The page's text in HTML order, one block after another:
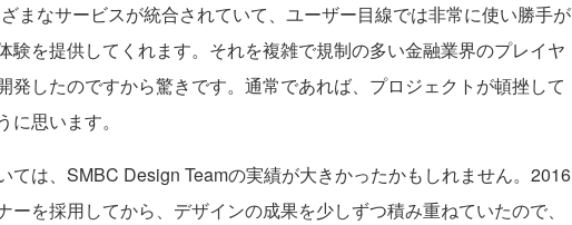
ざまなサービスが統合されていて、ユーザー目線では非常に使い勝手が
験を提供してくれます。それを複雑で規制の多い金融業界のプレイヤ
発したのですから驚きです。通常であれば、プロジェクトが頓挫して
に思います。
ては、SMBC Design Teamの実績が大きかったかもしれません。2016
ーを採用してから、デザインの成果を少しずつ積み重ねていたので、